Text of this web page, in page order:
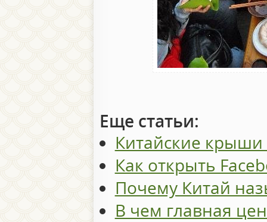
Еще статьи:
Китайские крыши
Как открыть
Почему Китай
В чем главная